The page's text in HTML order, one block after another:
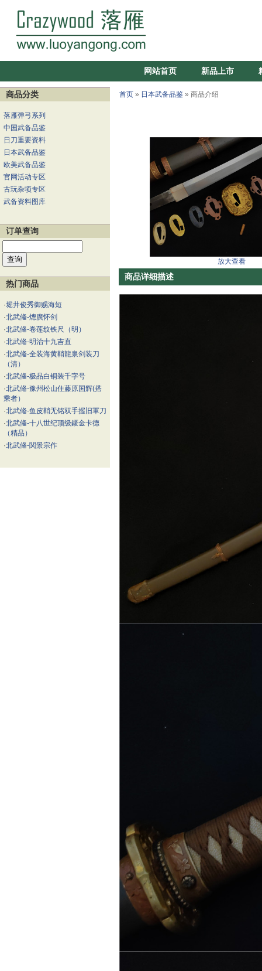
网站首页 新品上市
商品分类
落雁弹弓系列
中国武备品鉴
日刀重要资料
日本武备品鉴
欧美武备品鉴
官网活动专区
古玩杂项专区
武备资料图库
订单查询
热门商品
·堀井俊秀御赐海短
·北武偹-熜廣怀剑
·北武偹-卷莲纹铁尺（明）
·北武偹-明治十九吉直
·北武偹-全装海黄鞘龍泉剑装刀
（清）
·北武偹-极品白铜装千字号
·北武偹-豫州松山住藤原国辉(搭
乘者）
·北武偹-鱼皮鞘无铭双手握旧軍刀
·北武偹-十八世纪顶级錽金卡德
（精品）
·北武偹-関景宗作
首页 » 日本武备品鉴 » 商品介绍
放大查看
商品详细描述